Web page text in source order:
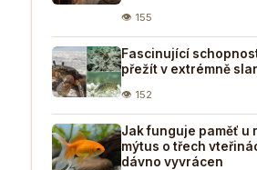
👁 155
Fascinující
přežít v extrémně
👁 152
Jak funguje paměť u
mýtus o třech
dávno vyvrácen